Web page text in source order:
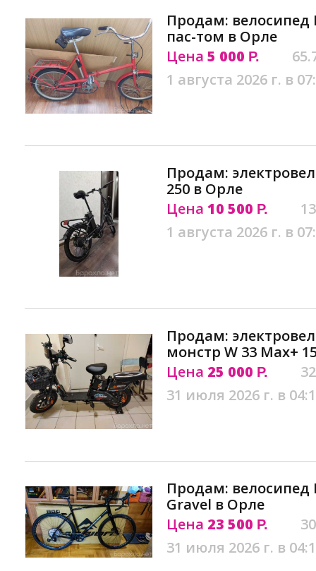
Продам:
пас-том в Орле
Цена 5 000 Р.
1 августа 2026 г. в
Продам:
250 в Орле
Цена 10 500 Р.
1 августа 2026 г. в
Продам:
монстр W 33 Max+
Цена 25 000 Р.
31 июля 2026 г. в
Продам: велосипед
Gravel в Орле
Цена 23 500 Р.
31 июля 2026 г. в